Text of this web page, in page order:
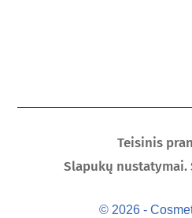
Teisinis
Slapukų
© 2026 -